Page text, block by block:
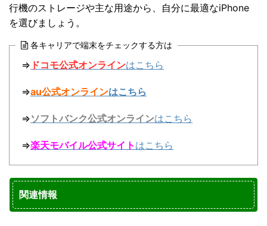
行機のストレージや主な用途から、自分に最適なiPhone
を選びましょう。
各キャリアで端末をチェックする方は
⇒ ドコモ公式オンラインはこちら
⇒au公式オンラインはこちら
⇒ソフトバンク公式オンラインはこちら
⇒楽天モバイル公式サイト はこちら
関連情報